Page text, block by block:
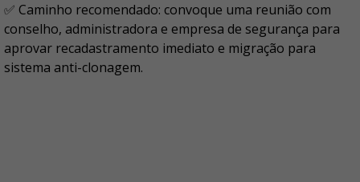
✅ Caminho recomendado: convoque uma reunião com
conselho, administradora e empresa de segurança para
aprovar recadastramento imediato e migração para
sistema anti-clonagem.